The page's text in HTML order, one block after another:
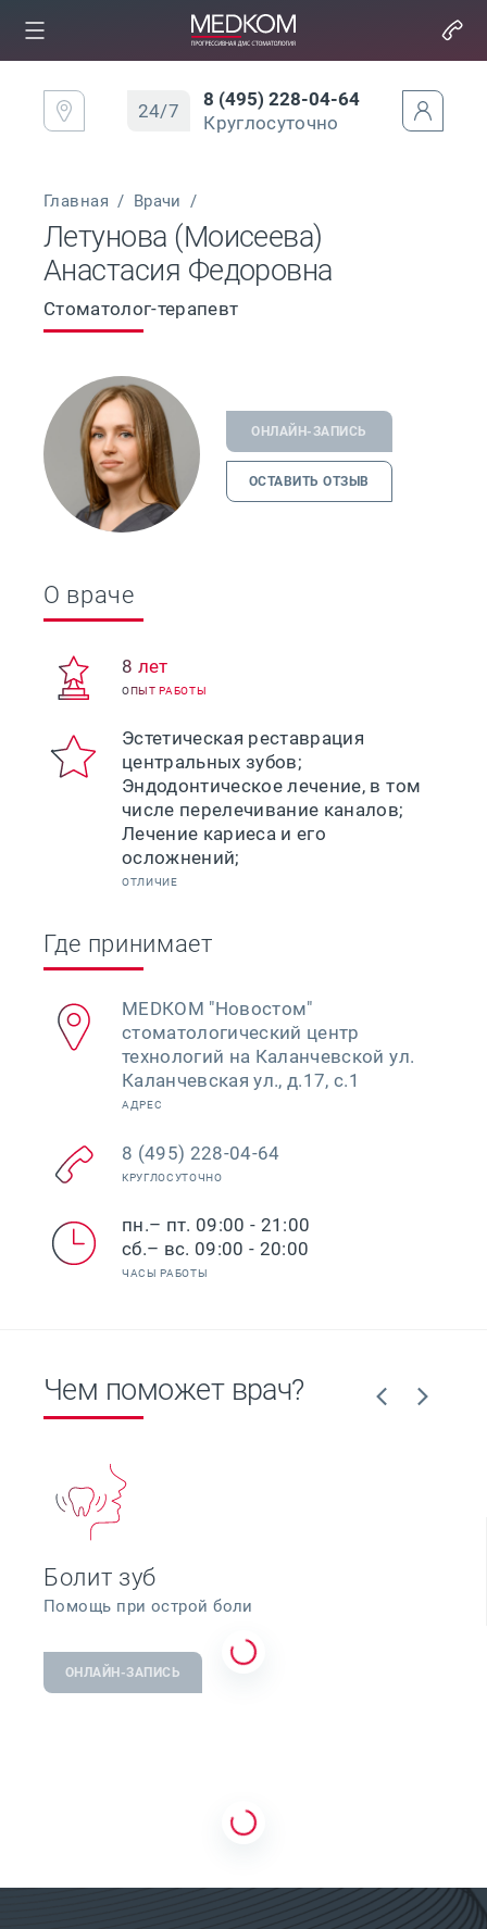
24/7
8 (495) 228-04-64
Круглосуточно
Главная / Врачи /
Летунова (Моисеева)
Анастасия Федоровна
Стоматолог-терапевт
ОНЛАЙН-ЗАПИСЬ
ОСТАВИТЬ ОТЗЫВ
О враче
8 лет
ОПЫТ РАБОТЫ
Эстетическая реставрация
центральных зубов;
Эндодонтическое лечение, в том
числе перелечивание каналов;
Лечение кариеса и его
осложнений;
ОТЛИЧИЕ
Где принимает
МЕDКОМ "Новостом"
стоматологический центр
технологий на Каланчевской ул.
Каланчевская ул., д.17, с.1
АДРЕС
8 (495) 228-04-64
КРУГЛОСУТОЧНО
пн.– пт. 09:00 - 21:00
сб.– вс. 09:00 - 20:00
ЧАСЫ РАБОТЫ
Чем поможет врач?
Болит зуб
Помощь при острой боли
ОНЛАЙН-ЗАПИСЬ